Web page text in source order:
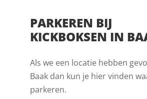
PARKEREN BIJ
KICKBOKSEN IN
Als we een locatie hebben
Baak dan kun je hier vinden
parkeren.